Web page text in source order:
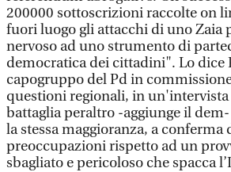
200000 sottoscrizioni raccolte on
fuori luogo gli attacchi di uno Zaia
nervoso ad uno strumento di
democratica dei cittadini". Lo dice
capogruppo del Pd in
questioni regionali, in
battaglia peraltro -aggiunge il
la stessa maggioranza, a conferma
preoccupazioni rispetto ad un
sbagliato e pericoloso che spacca